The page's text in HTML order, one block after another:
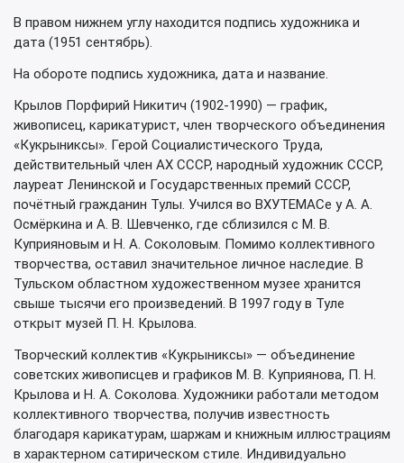
В правом нижнем углу находится подпись художника и
дата (1951 сентябрь).
На обороте подпись художника, дата и название.
Крылов Порфирий Никитич (1902-1990) — график,
живописец, карикатурист, член творческого объединения
«Кукрыниксы». Герой Социалистического Труда,
действительный член АХ СССР, народный художник СССР,
лауреат Ленинской и Государственных премий СССР,
почётный гражданин Тулы. Учился во ВХУТЕМАСе у А. А.
Осмёркина и А. В. Шевченко, где сблизился с М. В.
Куприяновым и Н. А. Соколовым. Помимо коллективного
творчества, оставил значительное личное наследие. В
Тульском областном художественном музее хранится
свыше тысячи его произведений. В 1997 году в Туле
открыт музей П. Н. Крылова.
Творческий коллектив «Кукрыниксы» — объединение
советских живописцев и графиков М. В. Куприянова, П. Н.
Крылова и Н. А. Соколова. Художники работали методом
коллективного творчества, получив известность
благодаря карикатурам, шаржам и книжным иллюстрациям
в характерном сатирическом стиле. Индивидуально